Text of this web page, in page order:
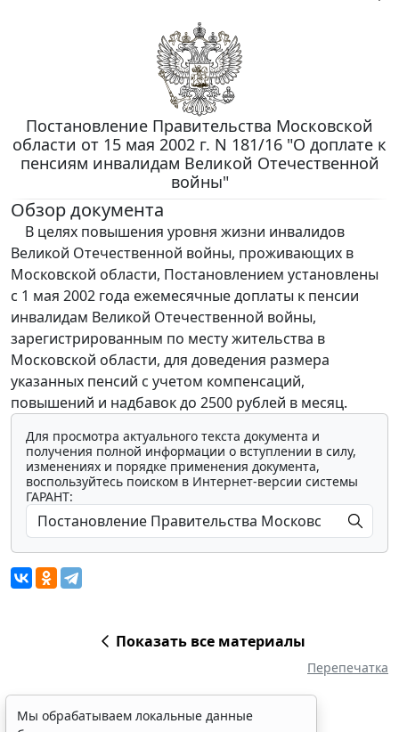
Постановление Правительства Московской
области от 15 мая 2002 г. N 181/16 "О доплате к
пенсиям инвалидам Великой Отечественной
войны"
Обзор документа
В целях повышения уровня жизни инвалидов
Великой Отечественной войны, проживающих в
Московской области, Постановлением установлены
с 1 мая 2002 года ежемесячные доплаты к пенсии
инвалидам Великой Отечественной войны,
зарегистрированным по месту жительства в
Московской области, для доведения размера
указанных пенсий с учетом компенсаций,
повышений и надбавок до 2500 рублей в месяц.
Для просмотра актуального текста документа и
получения полной информации о вступлении в силу,
изменениях и порядке применения документа,
воспользуйтесь поиском в Интернет-версии системы
ГАРАНТ:
Показать все материалы
Перепечатка
Мы обрабатываем локальные данные